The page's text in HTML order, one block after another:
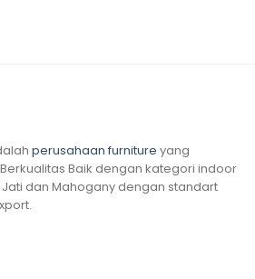
perusahaan furniture yang
Baik dengan kategori indoor
dan Mahogany dengan standart